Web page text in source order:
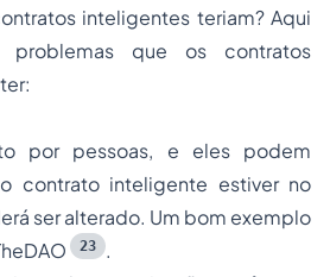
inteligentes teriam? Aqui
problemas que os contratos
por pessoas, e eles podem
contrato inteligente estiver no
ser alterado. Um bom exemplo
23
.